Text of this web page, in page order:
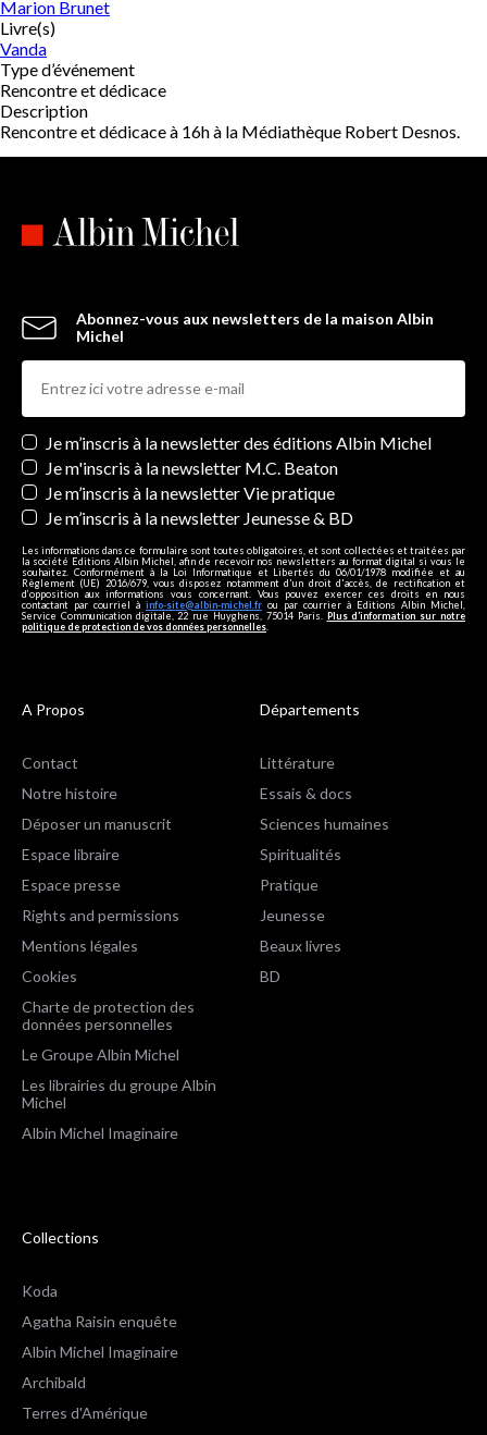
Marion Brunet
Livre(s)
Vanda
Type d’événement
Rencontre et dédicace
Description
Rencontre et dédicace à 16h à la Médiathèque Robert Desnos.
Abonnez-vous aux newsletters de la maison Albin
Michel
Newsletters
Je m’inscris à la newsletter des éditions Albin Michel
Je m'inscris à la newsletter M.C. Beaton
Je m’inscris à la newsletter Vie pratique
Je m’inscris à la newsletter Jeunesse & BD
Les informations dans ce formulaire sont toutes obligatoires, et sont collectées et traitées par
la société Editions Albin Michel, afin de recevoir nos newsletters au format digital si vous le
souhaitez. Conformément à la Loi Informatique et Libertés du 06/01/1978 modifiée et au
Règlement (UE) 2016/679, vous disposez notamment d'un droit d'accès, de rectification et
d’opposition aux informations vous concernant. Vous pouvez exercer ces droits en nous
contactant par courriel à info-site@albin-michel.fr ou par courrier à Editions Albin Michel,
Service Communication digitale, 22 rue Huyghens, 75014 Paris. Plus d’information sur notre
politique de protection de vos données personnelles
A Propos
Contact
Notre histoire
Déposer un manuscrit
Espace libraire
Espace presse
Rights and permissions
Mentions légales
Cookies
Charte de protection des
données personnelles
Le Groupe Albin Michel
Les librairies du groupe Albin
Michel
Albin Michel Imaginaire
Départements
Littérature
Essais & docs
Sciences humaines
Spiritualités
Pratique
Jeunesse
Beaux livres
BD
Collections
Koda
Agatha Raisin enquête
Albin Michel Imaginaire
Archibald
Terres d'Amérique